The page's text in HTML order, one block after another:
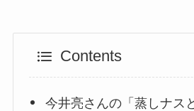
Contents
今井亮さんの「蒸しナス